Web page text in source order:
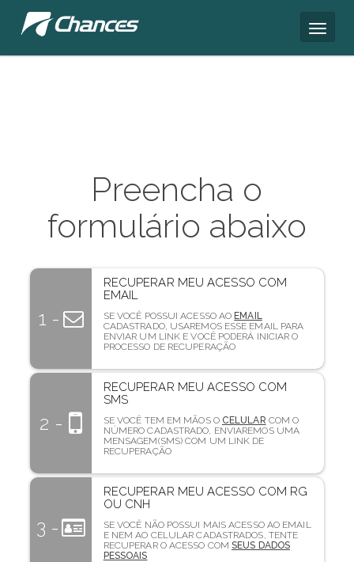
Preencha o
formulário abaixo
1 -
RECUPERAR MEU ACESSO COM
EMAIL
SE VOCÊ POSSUI ACESSO AOEMAIL
CADASTRADO, USAREMOS ESSE EMAIL PARA
ENVIAR UM LINK E VOCÊ PODERÁ INICIAR O
PROCESSO DE RECUPERAÇÃO
2 -
RECUPERAR MEU ACESSO COM
SMS
SE VOCÊ TEM EM MÃOS O CELULAR COM O
NÚMERO CADASTRADO, ENVIAREMOS UMA
MENSAGEM(SMS) COM UM LINK DE
RECUPERAÇÃO
3 -
RECUPERAR MEU ACESSO COM RG
OU CNH
SE VOCÊ NÃO POSSUI MAIS ACESSO AO EMAIL
E NEM AO CELULAR CADASTRADOS, TENTE
RECUPERAR O ACESSO COMSEUS DADOS
PESSOAIS